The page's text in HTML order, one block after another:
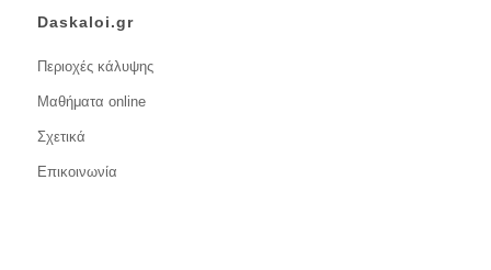
Daskaloi.gr
Περιοχές κάλυψης
Μαθήματα online
Σχετικά
Επικοινωνία